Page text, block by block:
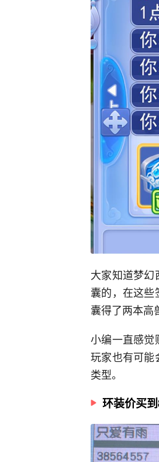
大家知道梦
囊的，在这
囊得了两本高
小编一直感觉
玩家也有可能
类型。
环装价买